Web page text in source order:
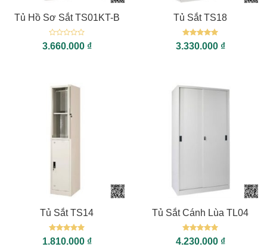
Tủ Hồ Sơ Sắt TS01KT-B
Được
xếp
3.660.000 ₫
Tủ Sắt TS18
Được xếp
hạng55
3.330.000 ₫
Tủ Sắt TS14
Được xếp
hạng55
1.810.000 ₫
Tủ Sắt Cánh Lùa TL04
Được xếp
hạng55
4.230.000 ₫